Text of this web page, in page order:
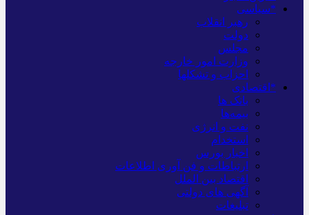
*سیاسی
رهبر انقلاب
دولت
مجلس
وزارت امور خارجه
احزاب و تشکلها
*اقتصادی
بانک ها
بیمه‌ها
نفت و انرژی
استخدام
اخبار بورس
ارتباطات و فن آوری اطلاعات
اقتصاد بین الملل
آگهی های دولتی
تبلیغات